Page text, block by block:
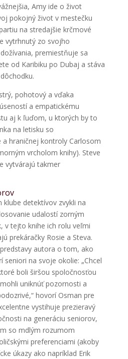
Amy ide o život
pokojný život v mestečku
na stredajšie krčmové
vytrhnutý zo svojho
premiestňuje sa
od Karibiku po Dubaj a stáva
pohotový a vďaka
a empatickému
aj k ľuďom, u ktorých by to
na letisku so
hraničnej kontroly Carlosom
vrcholom knihy). Steve
vytvárajú takmer
detektívov zvykli na
udalostí zorným
v tejto knihe ich rolu veľmi
prekáračky Rosie a Steva.
autora o tom, ako
seniori na svoje okolie: „Chcel
boli širšou spoločnosťou
uniknúť pozornosti a
hovorí Osman pre
vystihuje prezieravý
na generáciu seniorov,
so mdlým rozumom
preferenciami (akoby
úkazy ako napríklad Erik